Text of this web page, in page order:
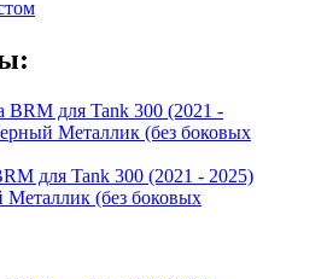
для Tank 300 (2021 - 2025)
(без боковых